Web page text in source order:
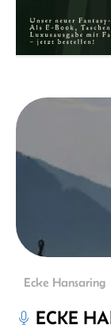
Ecke Hansaring
ECKE